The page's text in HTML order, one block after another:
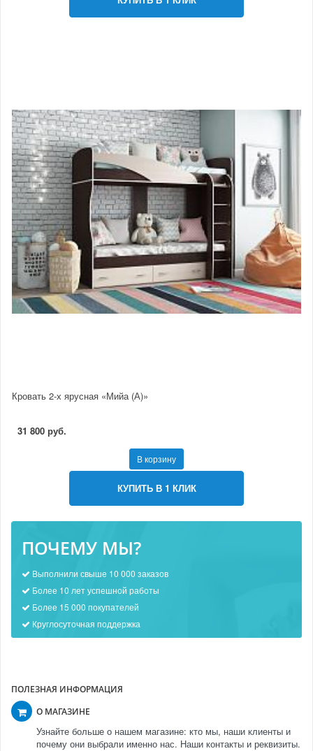
Кровать 2-х ярусная «Мийа (А)»
31 800 руб.
В корзину
КУПИТЬ В 1 КЛИК
ПОЧЕМУ МЫ?
Выполнили свыше 10 000 заказов
Более 10 лет успешной работы
Более 15 000 покупателей
Круглосуточная поддержка
ПОЛЕЗНАЯ ИНФОРМАЦИЯ
О МАГАЗИНЕ
Узнайте больше о нашем магазине: кто мы, наши клиенты и
почему они выбрали именно нас. Наши контакты и реквизиты.